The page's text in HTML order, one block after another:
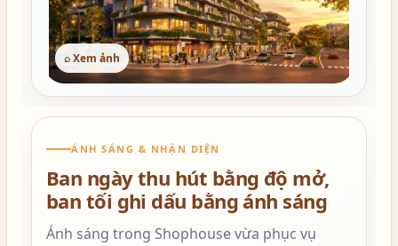
⌕ Xem ảnh
ÁNH SÁNG & NHẬN DIỆN
Ban ngày thu hút bằng độ mở,
ban tối ghi dấu bằng ánh sáng
Ánh sáng trong Shophouse vừa phục vụ